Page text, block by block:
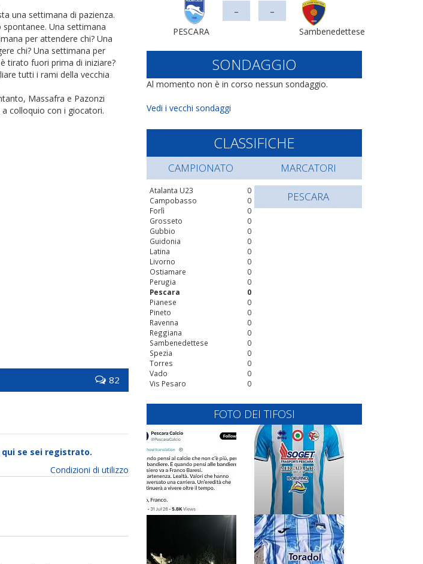
una settimana di pazienza.
Una settimana
per attendere chi? Una
chi? Una settimana per
tirato fuori prima di iniziare?
tutti i rami della vecchia
Massafra e Pazonzi
colloquio con i giocatori.
82
qui se sei registrato.
Condizioni di utilizzo
PESCARA
- -
Sambenedettese
SONDAGGIO
Al momento non è in corso nessun sondaggio.
Vedi i vecchi sondaggi
CLASSIFICHE
CAMPIONATO
0
Atalanta U23
0
Campobasso
0
Forlì
0
Grosseto
0
Gubbio
0
Guidonia
0
Latina
0
Livorno
0
Ostiamare
0
Perugia
0
Pescara
0
Pianese
0
Pineto
0
Ravenna
0
Reggiana
0
Sambenedettese
0
Spezia
0
Torres
0
Vado
0
Vis Pesaro
MARCATORI
PESCARA
FOTO DEI TIFOSI